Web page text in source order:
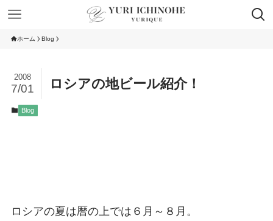
ホーム Blog
ロシアの地ビール紹介！
2008
7/01
Blog
ロシアの夏は暦の上では６月～８月。